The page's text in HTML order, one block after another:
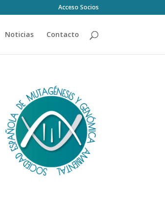
Acceso Socios
Noticias Contacto